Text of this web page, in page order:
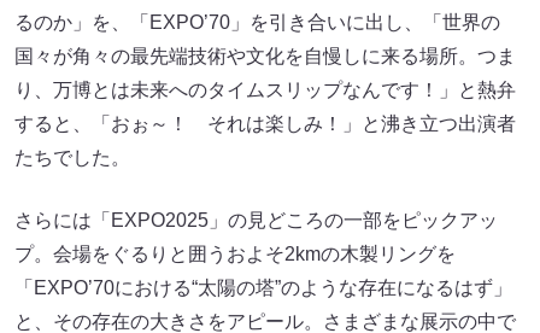
るのか」を、「EXPO’70」を引き合いに出し、「世界の
国々が角々の最先端技術や文化を自慢しに来る場所。つま
り、万博とは未来へのタイムスリップなんです！」と熱弁
すると、「おぉ～！ それは楽しみ！」と沸き立つ出演者
たちでした。
さらには「EXPO2025」の見どころの一部をピックアッ
プ。会場をぐるりと囲うおよそ2kmの木製リングを
「EXPO’70における“太陽の塔”のような存在になるはず」
と、その存在の大きさをアピール。さまざまな展示の中で